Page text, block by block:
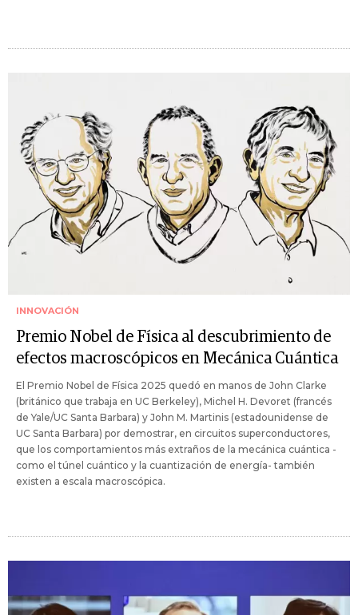
INNOVACIÓN
Premio Nobel de Física al descubrimiento de
efectos macroscópicos en Mecánica Cuántica
El Premio Nobel de Física 2025 quedó en manos de John Clarke
(británico que trabaja en UC Berkeley), Michel H. Devoret (francés
de Yale/UC Santa Barbara) y John M. Martinis (estadounidense de
UC Santa Barbara) por demostrar, en circuitos superconductores,
que los comportamientos más extraños de la mecánica cuántica -
como el túnel cuántico y la cuantización de energía- también
existen a escala macroscópica.